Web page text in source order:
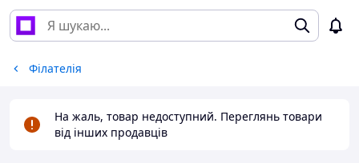
Філателія
На жаль, товар недоступний. Переглянь товари
від інших продавців